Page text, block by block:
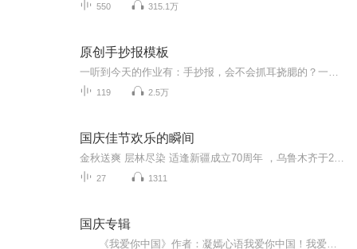
550 315.1万
原创手抄报模板
119 2.5万
国庆佳节欢乐的瞬间
27 1311
国庆专辑